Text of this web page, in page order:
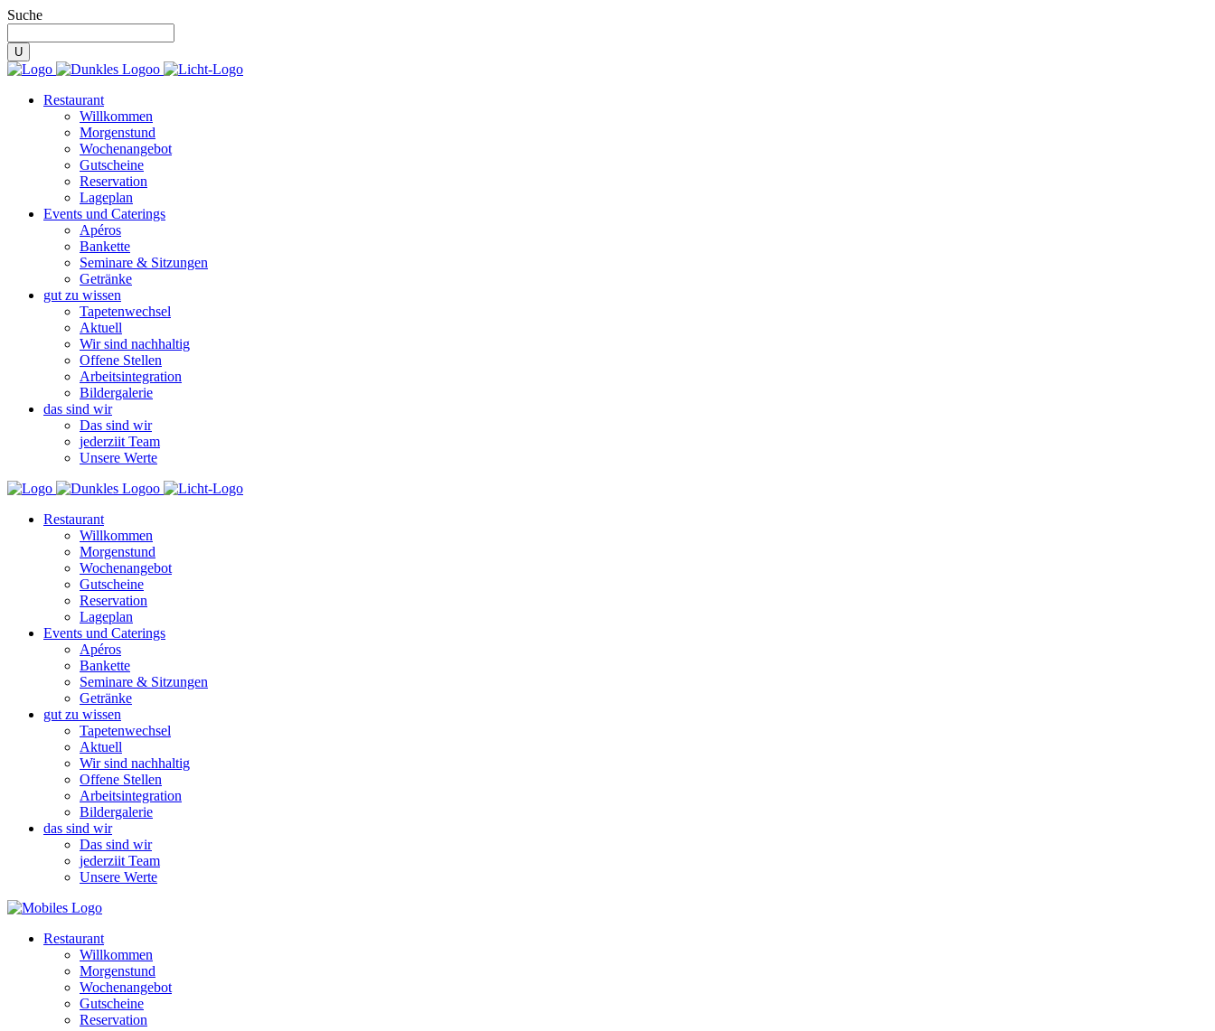
Suche
Restaurant
Willkommen
Morgenstund
Wochenangebot
Gutscheine
Reservation
Lageplan
Events und Caterings
Apéros
Bankette
Seminare & Sitzungen
Getränke
gut zu wissen
Tapetenwechsel
Aktuell
Wir sind nachhaltig
Offene Stellen
Arbeitsintegration
Bildergalerie
das sind wir
Das sind wir
jederziit Team
Unsere Werte
Restaurant
Willkommen
Morgenstund
Wochenangebot
Gutscheine
Reservation
Lageplan
Events und Caterings
Apéros
Bankette
Seminare & Sitzungen
Getränke
gut zu wissen
Tapetenwechsel
Aktuell
Wir sind nachhaltig
Offene Stellen
Arbeitsintegration
Bildergalerie
das sind wir
Das sind wir
jederziit Team
Unsere Werte
Restaurant
Willkommen
Morgenstund
Wochenangebot
Gutscheine
Reservation